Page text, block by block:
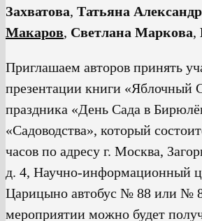
Захватова, Татьяна
Макаров, Светлана Маркова,
Приглашаем авторов принять
презентации книги «Яблочный
праздника «День Сада в
«Садоводства», который
часов по адресу г. Москва,
д. 4, Научно-информационный
Царицыно автобус № 88 или №
мероприятии можно будет